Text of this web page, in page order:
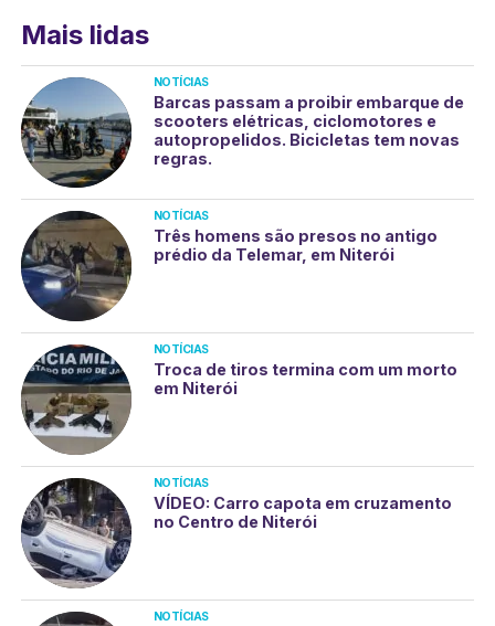
Mais lidas
NOTÍCIAS
Barcas passam a proibir embarque de
scooters elétricas, ciclomotores e
autopropelidos. Bicicletas tem novas
regras.
NOTÍCIAS
Três homens são presos no antigo
prédio da Telemar, em Niterói
NOTÍCIAS
Troca de tiros termina com um morto
em Niterói
NOTÍCIAS
VÍDEO: Carro capota em cruzamento
no Centro de Niterói
NOTÍCIAS